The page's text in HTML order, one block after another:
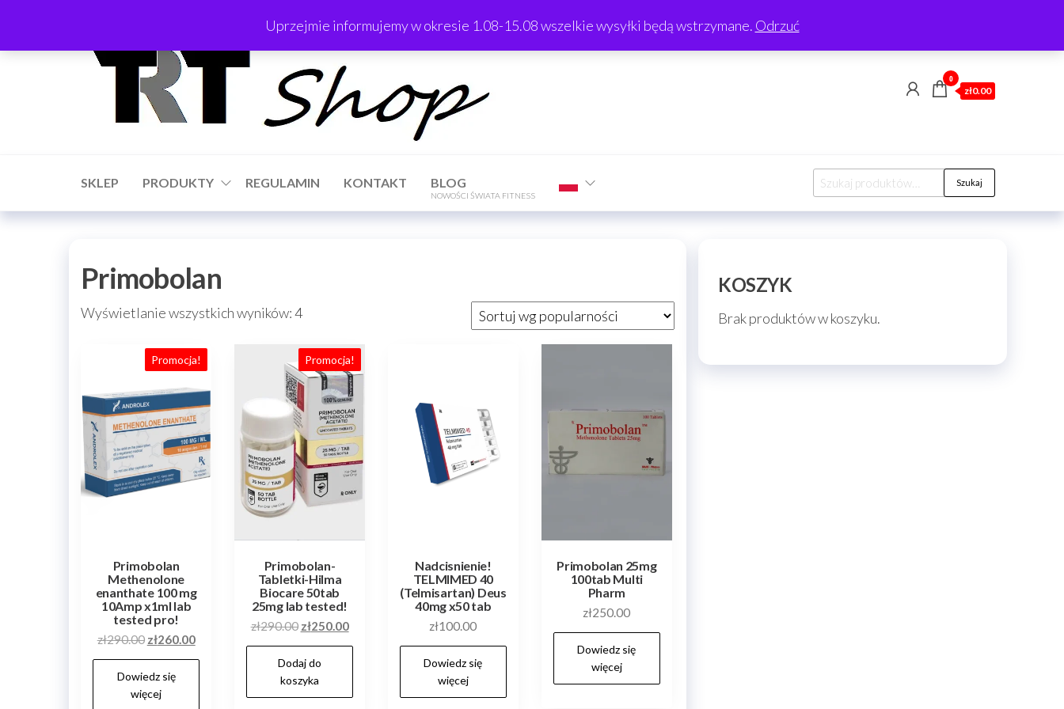
treści
Uprzejmie informujemy w okresie 1.08-15.08 wszelkie wysyłki będą wstrzymane. Odrzuć
TrTShop
0
zł0.00
SKLEP PRODUKTY REGULAMIN KONTAKT BLOG
NOWOŚCI ŚWIATA FITNESS
Szukaj: Szukaj
Primobolan
Wyświetlanie wszystkich wyników: 4Posortowane
popularności
Promocja!
Primobolan
Methenolone
enanthate 100 mg
10Amp x1ml lab
tested pro!
zł290.00 Pierwotna
cena
wynosiła:
zł290.00.
zł260.00Aktualna
cena
Dowiedz się
więcej
Promocja!
Primobolan-
Tabletki-Hilma
Biocare 50tab
25mg lab tested!
zł290.00 Pierwotna
cena
wynosiła:
zł290.00.
zł250.00Aktualna
cena
Dodaj do
koszyka
Nadcisnienie!
TELMIMED 40
(Telmisartan) Deus
40mg x50 tab
zł100.00
Dowiedz się
więcej
Primobolan 25mg
100tab Multi
Pharm
zł250.00
Dowiedz się
więcej
KOSZYK
Brak produktów w koszyku.